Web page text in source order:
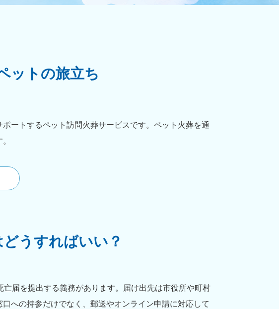
ットの旅立ち
ートするペット訪問火葬サービスです。ペット火葬を通
うすればいい？
届を提出する義務があります。届け出先は市役所や町村
への持参だけでなく、郵送やオンライン申請に対応して